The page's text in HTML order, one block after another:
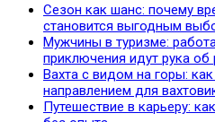
Сезон как шанс: почему
становится выгодным
Мужчины в туризме:
приключения идут рука об
Вахта с видом на горы:
направлением для
Путешествие в карьеру: